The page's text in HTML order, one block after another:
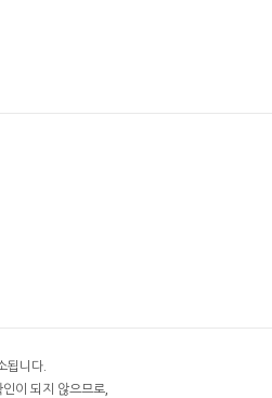
됩니다.
이 되지 않으므로,